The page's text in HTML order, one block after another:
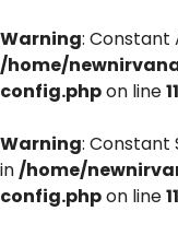
Warning: Constant
/home/
config.phpon line
Warning: Constant
in/home/
config.phpon line